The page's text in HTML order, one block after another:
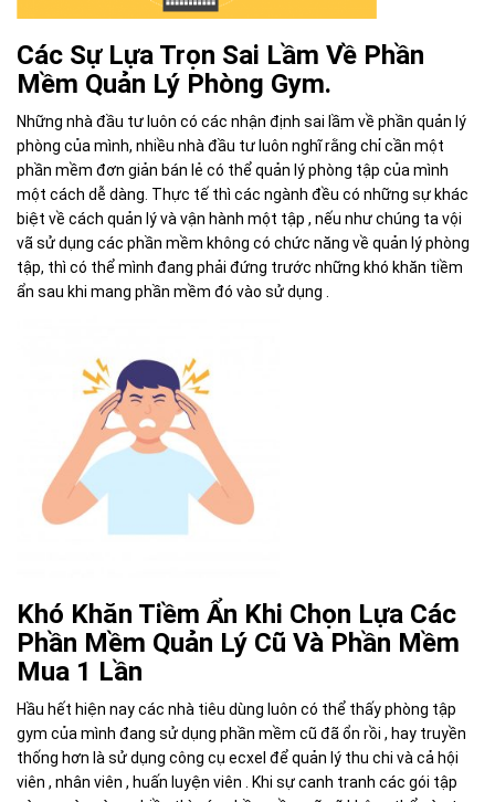
Các Sự Lựa Trọn Sai Lầm Về Phần
Mềm Quản Lý Phòng Gym.
Những nhà đầu tư luôn có các nhận định sai lầm về phần quản lý
phòng của mình, nhiều nhà đầu tư luôn nghĩ rằng chỉ cần một
phần mềm đơn giản bán lẻ có thể quản lý phòng tập của mình
một cách dễ dàng. Thực tế thì các ngành đều có những sự khác
biệt về cách quản lý và vận hành một tập , nếu như chúng ta vội
vã sử dụng các phần mềm không có chức năng về quản lý phòng
tập, thì có thể mình đang phải đứng trước những khó khăn tiềm
ẩn sau khi mang phần mềm đó vào sử dụng .
Khó Khăn Tiềm Ẩn Khi Chọn Lựa Các
Phần Mềm Quản Lý Cũ Và Phần Mềm
Mua 1 Lần
Hầu hết hiện nay các nhà tiêu dùng luôn có thể thấy phòng tập
gym của mình đang sử dụng phần mềm cũ đã ổn rồi , hay truyền
thống hơn là sử dụng công cụ ecxel để quản lý thu chi và cả hội
viên , nhân viên , huấn luyện viên . Khi sự canh tranh các gói tập